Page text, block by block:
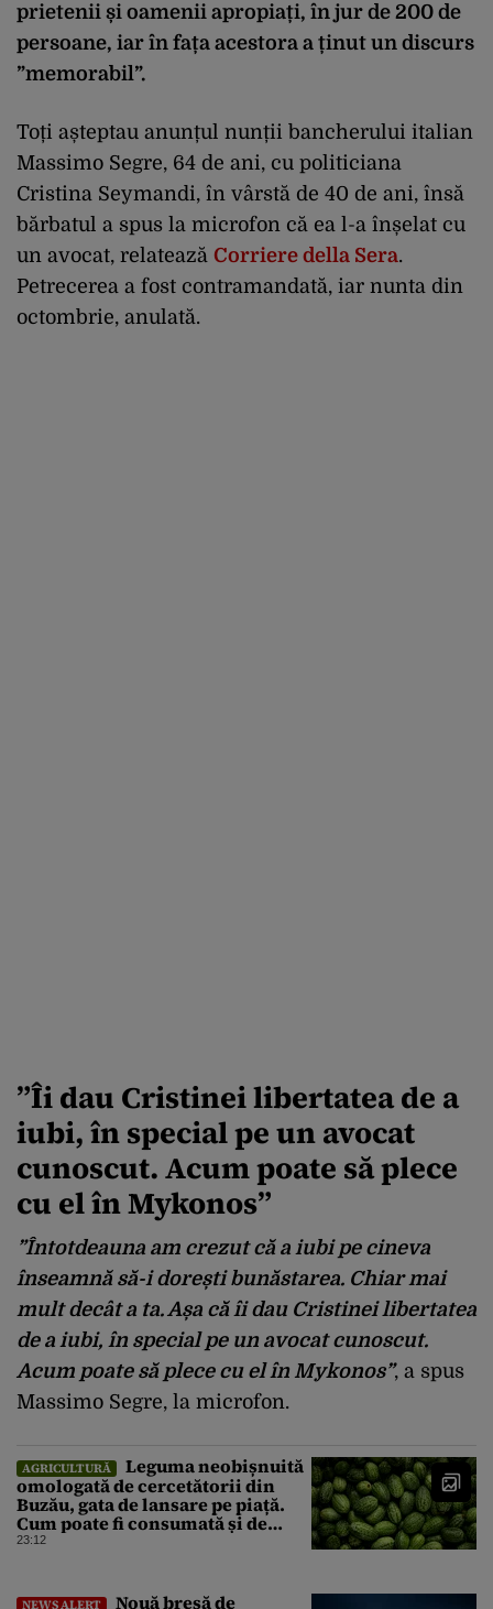
prietenii și oamenii apropiați, în jur de 200 de
persoane, iar în fața acestora a ținut un discurs
”memorabil”.
Toți așteptau anunțul nunții bancherului italian
Massimo Segre, 64 de ani, cu politiciana
Cristina Seymandi, în vârstă de 40 de ani, însă
bărbatul a spus la microfon că ea l-a înșelat cu
un avocat, relatează Corriere della Sera.
Petrecerea a fost contramandată, iar nunta din
octombrie, anulată.
”Îi dau Cristinei libertatea de a
iubi, în special pe un avocat
cunoscut. Acum poate să plece
cu el în Mykonos”
”Întotdeauna am crezut că a iubi pe cineva
înseamnă să-i dorești bunăstarea. Chiar mai
mult decât a ta. Așa că îi dau Cristinei libertatea
de a iubi, în special pe un avocat cunoscut.
Acum poate să plece cu el în Mykonos”, a spus
Massimo Segre, la microfon.
AGRICULTURĂ
Leguma neobișnuită
omologată de cercetătorii din
Buzău, gata de lansare pe piață.
Cum poate fi consumată și de
unde provine soiul
23:12
NEWS ALERT Nouă breșă de